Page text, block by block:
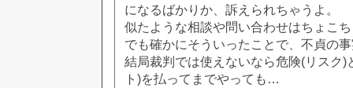
になるばかりか、訴えられちゃうよ。
似たような相談や問い合わせはちょこ
でも確かにそういったことで、不貞の
結局裁判では使えないなら危険(リスク)
ト)を払ってまでやっても…